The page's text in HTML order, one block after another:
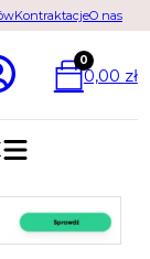
KontraktacjeO nas
0
0,00 zł